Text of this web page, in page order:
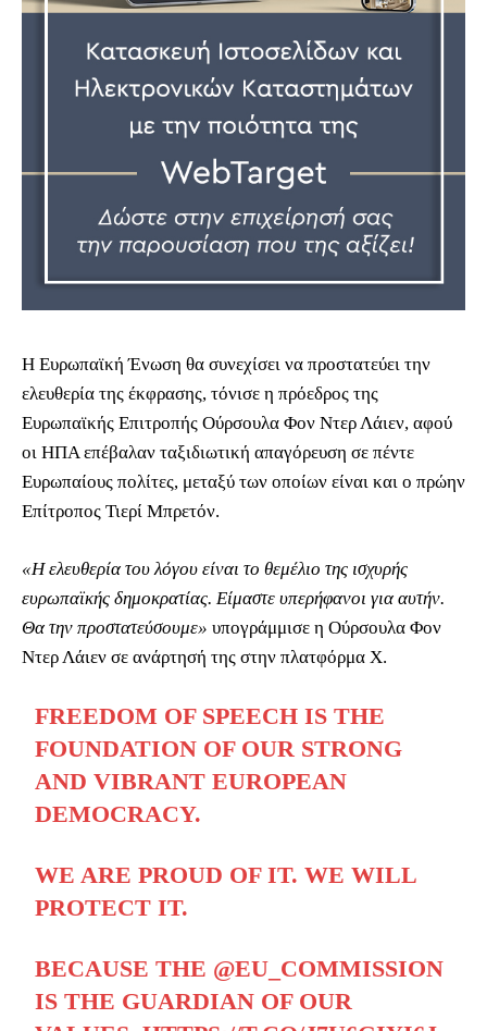
Η Ευρωπαϊκή Ένωση θα συνεχίσει να προστατεύει την
ελευθερία της έκφρασης, τόνισε η πρόεδρος της
Ευρωπαϊκής Επιτροπής Ούρσουλα Φον Ντερ Λάιεν, αφού
οι ΗΠΑ επέβαλαν ταξιδιωτική απαγόρευση σε πέντε
Ευρωπαίους πολίτες, μεταξύ των οποίων είναι και ο πρώην
Επίτροπος Τιερί Μπρετόν.
«Η ελευθερία του λόγου είναι το θεμέλιο της ισχυρής
ευρωπαϊκής δημοκρατίας. Είμαστε υπερήφανοι για αυτήν.
Θα την προστατεύσουμε» υπογράμμισε η Ούρσουλα Φον
Ντερ Λάιεν σε ανάρτησή της στην πλατφόρμα Χ.
FREEDOM OF SPEECH IS THE
FOUNDATION OF OUR STRONG
AND VIBRANT EUROPEAN
DEMOCRACY.
WE ARE PROUD OF IT. WE WILL
PROTECT IT.
BECAUSE THE @EU_COMMISSION
IS THE GUARDIAN OF OUR